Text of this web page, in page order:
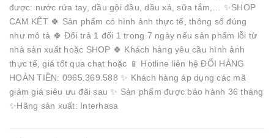
được: nước rửa tay, dầu gội đầu, dầu xả, sữa tắm,… ✨SHOP
CAM KẾT 🍀 Sản phẩm có hình ảnh thực tế, thông số đúng
như mô tả 🍀 Đổi trả 1 đổi 1 trong 7 ngày nếu sản phẩm lỗi từ
nhà sản xuất hoặc SHOP 🍀 Khách hàng yêu cầu hình ảnh
thực tế, giá tốt qua chat hoặc 📱 Hotline liên hệ ĐỔI HÀNG
HOÀN TIỀN: 0965.369.588 ✨ Khách hàng áp dụng các mã
giảm giá siêu ưu đãi sau ✨ Sản phẩm được bảo hành 36 tháng
✨Hãng sản xuất: Interhasa